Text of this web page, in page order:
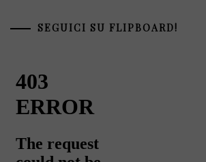
SEGUICI SU FLIPBOARD!